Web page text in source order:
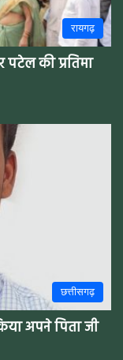
रायगढ़
की प्रतिमा
छत्तीसगढ़
अपने पिता जी